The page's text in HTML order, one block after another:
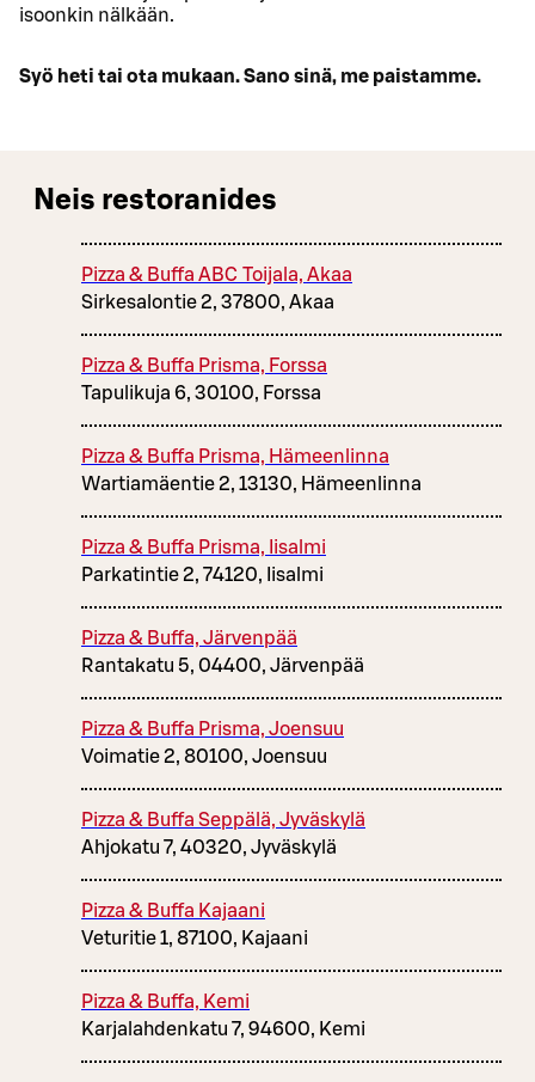
isoonkin nälkään.
Syö heti tai ota mukaan. Sano sinä, me paistamme.
Neis restoranides
Pizza & Buffa ABC Toijala, Akaa
Sirkesalontie 2, 37800, Akaa
Pizza & Buffa Prisma, Forssa
Tapulikuja 6, 30100, Forssa
Pizza & Buffa Prisma, Hämeenlinna
Wartiamäentie 2, 13130, Hämeenlinna
Pizza & Buffa Prisma, Iisalmi
Parkatintie 2, 74120, Iisalmi
Pizza & Buffa, Järvenpää
Rantakatu 5, 04400, Järvenpää
Pizza & Buffa Prisma, Joensuu
Voimatie 2, 80100, Joensuu
Pizza & Buffa Seppälä, Jyväskylä
Ahjokatu 7, 40320, Jyväskylä
Pizza & Buffa Kajaani
Veturitie 1, 87100, Kajaani
Pizza & Buffa, Kemi
Karjalahdenkatu 7, 94600, Kemi